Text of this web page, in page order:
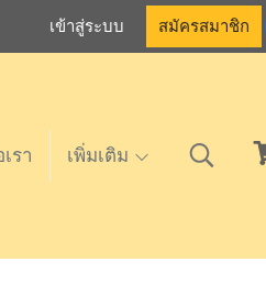
เข้าสู่ระบบ สมัครสมาชิก
รา เพิ่มเติม